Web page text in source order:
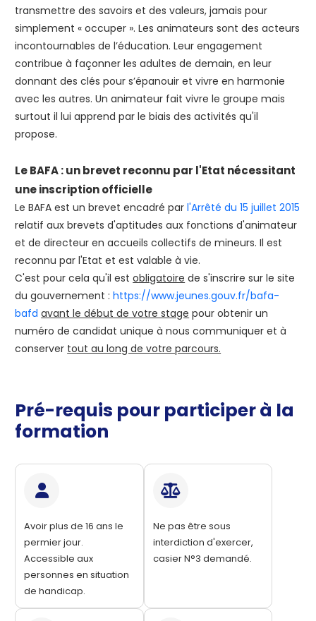
transmettre des savoirs et des valeurs, jamais pour
simplement « occuper ». Les animateurs sont des acteurs
incontournables de l’éducation. Leur engagement
contribue à façonner les adultes de demain, en leur
donnant des clés pour s’épanouir et vivre en harmonie
avec les autres. Un animateur fait vivre le groupe mais
surtout il lui apprend par le biais des activités qu'il
propose.
Le BAFA : un brevet reconnu par l'Etat nécessitant
une inscription officielle
Le BAFA est un brevet encadré parl'Arrêté du 15 juillet 2015
relatif aux brevets d'aptitudes aux fonctions d'animateur
et de directeur en accueils collectifs de mineurs. Il est
reconnu par l'Etat et est valable à vie.
C'est pour cela qu'il estobligatoire de s'inscrire sur le site
du gouvernement :https://www.jeunes.gouv.fr/bafa-
bafdavant le début de votre stage pour obtenir un
numéro de candidat unique à nous communiquer et à
conserver tout au long de votre parcours.
Pré-requis pour participer à la
formation
Avoir plus de 16 ans le
permier jour.
Accessible aux
personnes en situation
de handicap.
Ne pas être sous
interdiction d'exercer,
casier N°3 demandé.